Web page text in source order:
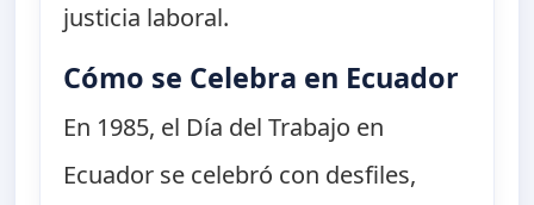
justicia laboral.
Cómo se Celebra en Ecuador
En 1985, el Día del Trabajo en
Ecuador se celebró con desfiles,